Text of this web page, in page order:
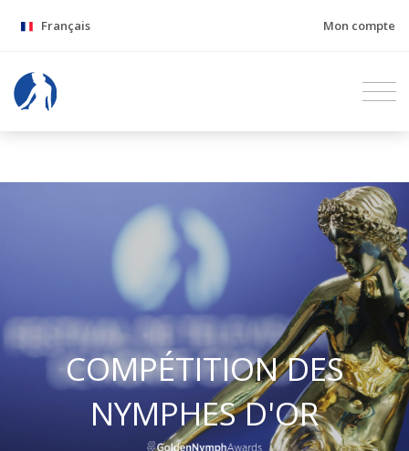
Français Mon compte
COMPÉTITION DES
NYMPHES D'OR